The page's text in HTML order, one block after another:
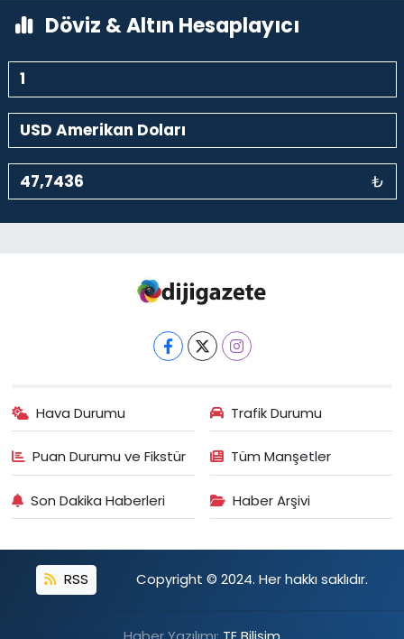
Döviz & Altın Hesaplayıcı
₺
Hava Durumu Trafik Durumu
Puan Durumu ve Fikstür Tüm Manşetler
Son Dakika Haberleri Haber Arşivi
RSS Copyright © 2024. Her hakkı saklıdır.